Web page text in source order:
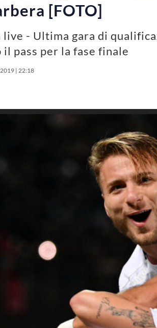
[FOTO]
- Ultima gara di
il pass per la fase finale
| 22:18